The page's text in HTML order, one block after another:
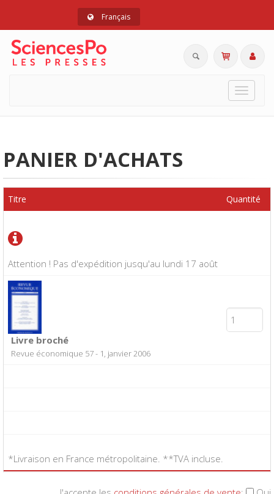
Français
Toggle
PANIER D'ACHATS
Attention ! Pas d'expédition jusqu'au lundi 17 août
Titre Quantité
Livre broché
Revue économique 57 - 1, janvier 2006
*Livraison en France métropolitaine. **TVA incluse.